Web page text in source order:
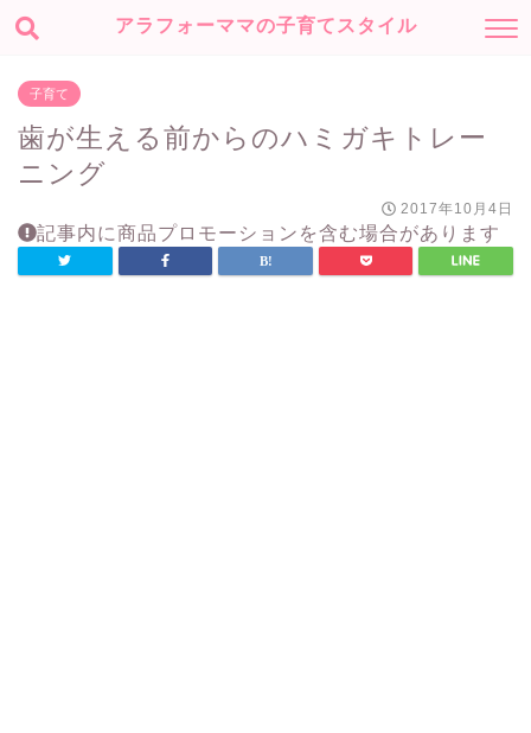
アラフォーママの子育てスタイル
子育て
歯が生える前からのハミガキトレー
ニング
2017年10月4日
記事内に商品プロモーションを含む場合があります